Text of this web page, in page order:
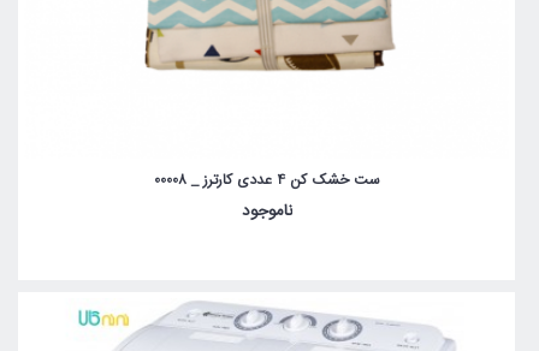
ست خشک کن 4 عددی کارترز _ 00008
ناموجود